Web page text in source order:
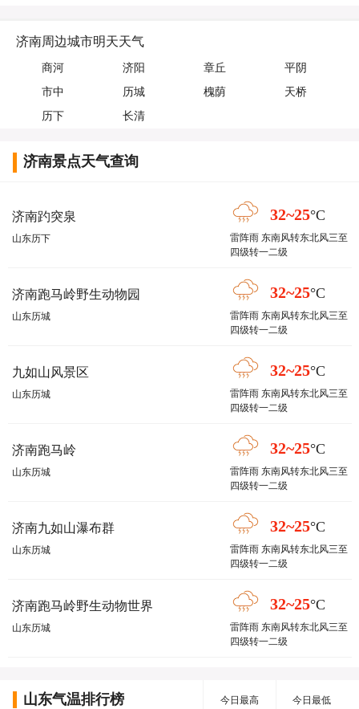
济南周边城市明天天气
商河 济阳 章丘
平阴
市中
历城 槐荫
天桥
历下
长清
济南景点天气查询
济南趵突泉
山东历下
32~25°C
雷阵雨 东南风转东北风三至
四级转一二级
济南跑马岭野生动物园
山东历城
32~25°C
雷阵雨 东南风转东北风三至
四级转一二级
九如山风景区
山东历城
32~25°C
雷阵雨 东南风转东北风三至
四级转一二级
济南跑马岭
山东历城
32~25°C
雷阵雨 东南风转东北风三至
四级转一二级
济南九如山瀑布群
山东历城
32~25°C
雷阵雨 东南风转东北风三至
四级转一二级
济南跑马岭野生动物世界
山东历城
32~25°C
雷阵雨 东南风转东北风三至
四级转一二级
山东气温排行榜 今日最高 今日最低